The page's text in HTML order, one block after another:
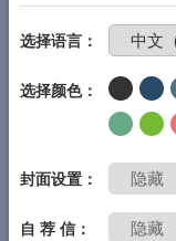
AI 优化简历
AI 翻译简历
AI 诊断简历
AI 模拟面试
面试自我介绍
选择语言：
选择颜色：
封面设置：
自 荐 信：